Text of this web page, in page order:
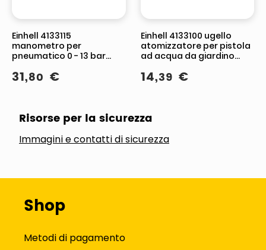
Einhell 4133115
manometro per
pneumatico 0 - 13 bar
31,80 €
Einhell 4133100 ugello
atomizzatore per pistola
ad acqua da giardino
Argento Metallo
14,39 €
Risorse per la sicurezza
Immagini e contatti di sicurezza
Shop
Metodi di pagamento